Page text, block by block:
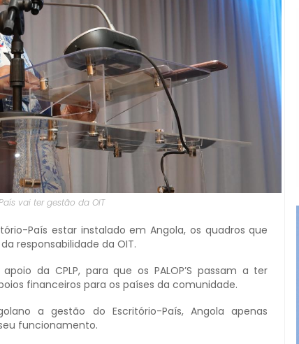
vai ter gestão da OIT
País estar instalado em Angola, os quadros que
responsabilidade da OIT.
da CPLP, para que os PALOP’S passam a ter
financeiros para os países da comunidade.
a gestão do Escritório-País, Angola apenas
funcionamento.